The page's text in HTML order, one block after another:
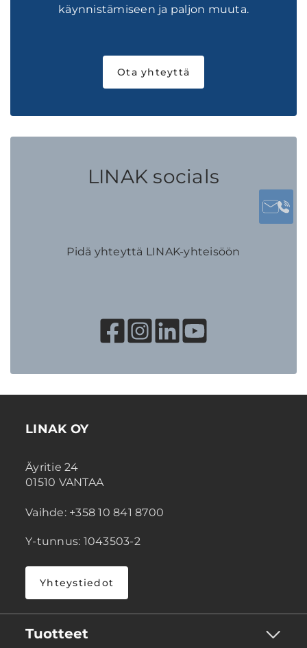
käynnistämiseen ja paljon muuta.
Ota yhteyttä
LINAK socials
Pidä yhteyttä LINAK-yhteisöön
LINAK OY
Äyritie 24
01510 VANTAA
Vaihde: +358 10 841 8700
Y-tunnus: 1043503-2
Yhteystiedot
Tuotteet